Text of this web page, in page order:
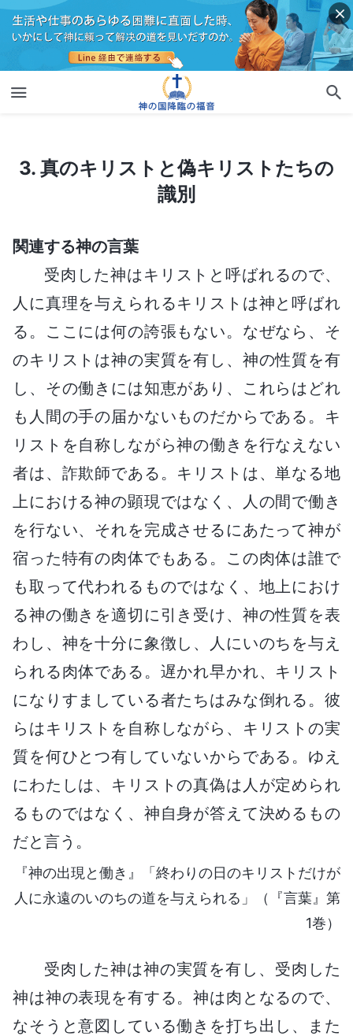
3. 真のキリストと偽キリストたちの識別
3. 真のキリストと偽キリストたちの
識別
関連する神の言葉
受肉した神はキリストと呼ばれるので、
人に真理を与えられるキリストは神と呼ばれ
る。ここには何の誇張もない。なぜなら、そ
のキリストは神の実質を有し、神の性質を有
し、その働きには知恵があり、これらはどれ
も人間の手の届かないものだからである。キ
リストを自称しながら神の働きを行なえない
者は、詐欺師である。キリストは、単なる地
上における神の顕現ではなく、人の間で働き
を行ない、それを完成させるにあたって神が
宿った特有の肉体でもある。この肉体は誰で
も取って代われるものではなく、地上におけ
る神の働きを適切に引き受け、神の性質を表
わし、神を十分に象徴し、人にいのちを与え
られる肉体である。遅かれ早かれ、キリスト
になりすましている者たちはみな倒れる。彼
らはキリストを自称しながら、キリストの実
質を何ひとつ有していないからである。ゆえ
にわたしは、キリストの真偽は人が定められ
るものではなく、神自身が答えて決めるもの
だと言う。
『神の出現と働き』「終わりの日のキリストだけが
人に永遠のいのちの道を与えられる」（『言葉』第
1巻）
受肉した神は神の実質を有し、受肉した
神は神の表現を有する。神は肉となるので、
なそうと意図している働きを打ち出し、また